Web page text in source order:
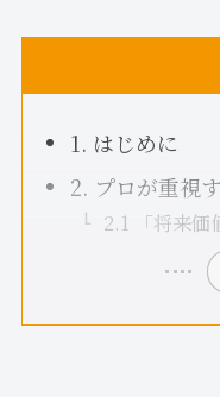
1. はじめに
2. プロが重視
2.1 「将来価